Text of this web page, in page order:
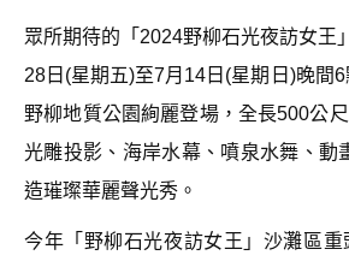
眾所期待的「2024野柳石光夜訪女王
28日(星期五)至7月14日(星期日)晚間
野柳地質公園絢麗登場，全長500公
光雕投影、海岸水幕、噴泉水舞、動
造璀璨華麗聲光秀。
今年「野柳石光夜訪女王」沙灘區